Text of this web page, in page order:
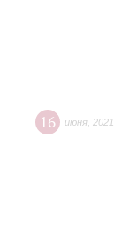
16 июня 2021